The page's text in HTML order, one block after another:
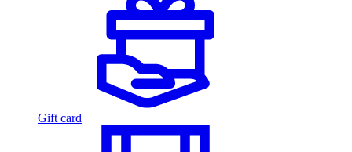
Gift card